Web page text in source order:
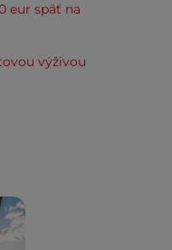
eur späť na
výživou